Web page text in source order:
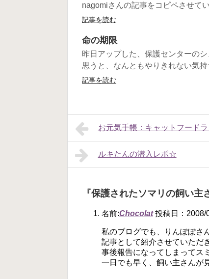
nagomiさんの記事をコピペさせて
記事を読む
命の期限
昨日アップした、保護センターの
思うと、なんともやりきれない気
記事を読む
お元気手帳：キャットフード
ルキたんの潜入レポ☆
『保護されたソマリの飼い
名前:Chocolat 投稿日：2008/
私のブログでも、りんぽぽさ
記事として紹介させていただ
事後報告になってしまってス
一日でも早く、飼い主さんが